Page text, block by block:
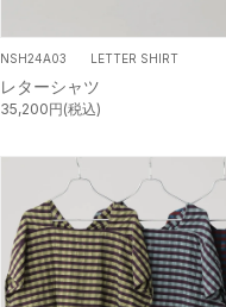
NSH24A03 LETTER SHIRT
レターシャツ
35,200円(税込)